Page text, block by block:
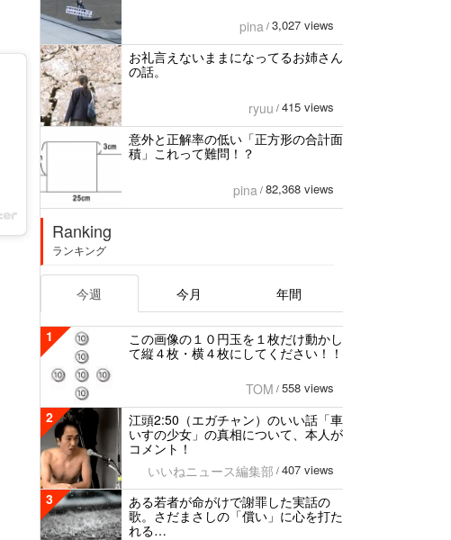
pina / 3,027 views
お礼言えないままになってるお姉さん
の話。
ryuu / 415 views
意外と正解率の低い「正方形の合計面
積」これって難問！？
pina / 82,368 views
Ranking
ランキング
今週 今月 年間
1
この画像の１０円玉を１枚だけ動かし
て縦４枚・横４枚にしてください！！
TOM / 558 views
2
江頭2:50（エガチャン）のいい話「車
いすの少女」の真相について、本人が
コメント！
いいねニュース編集部 / 407 views
3
ある若者が命がけで謝罪した実話の
歌。さだまさしの「償い」に心を打た
れる…